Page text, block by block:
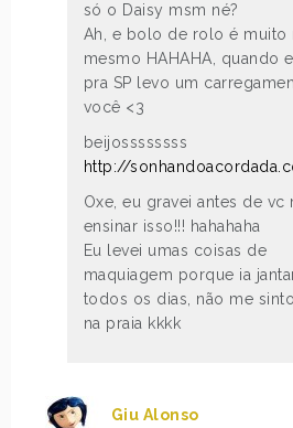
só o Daisy msm né?
Ah, e bolo de rolo é muito
mesmo HAHAHA, quando
pra SP levo um
você <3
beijossssssss
http://
Oxe, eu gravei antes de vc
ensinar isso!!! hahahaha
Eu levei umas coisas de
maquiagem porque ia
todos os dias, não me
na praia kkkk
Giu Alonso